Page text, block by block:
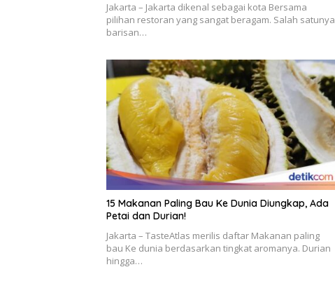
Jakarta – Jakarta dikenal sebagai kota Bersama
pilihan restoran yang sangat beragam. Salah satunya
barisan…
15 Makanan Paling Bau Ke Dunia Diungkap, Ada
Petai dan Durian!
Jakarta – TasteAtlas merilis daftar Makanan paling
bau Ke dunia berdasarkan tingkat aromanya. Durian
hingga…